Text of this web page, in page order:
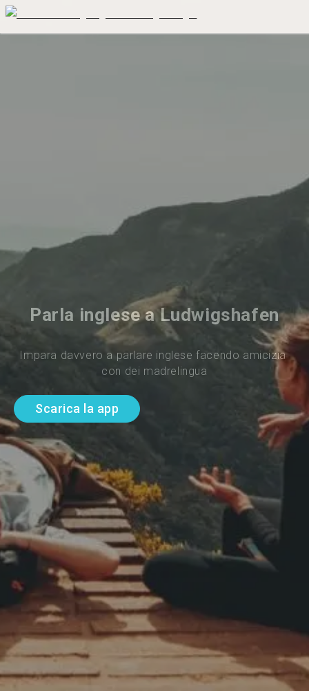
Parla inglese a Ludwigshafen
Impara davvero a parlare inglese facendo amicizia
con dei madrelingua
Scarica la app